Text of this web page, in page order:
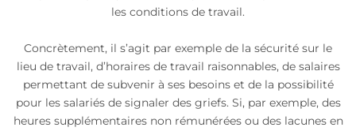
les conditions de travail.
Concrètement, il s’agit par exemple de la sécurité sur le
lieu de travail, d’horaires de travail raisonnables, de salaires
permettant de subvenir à ses besoins et de la possibilité
pour les salariés de signaler des griefs. Si, par exemple, des
heures supplémentaires non rémunérées ou des lacunes en